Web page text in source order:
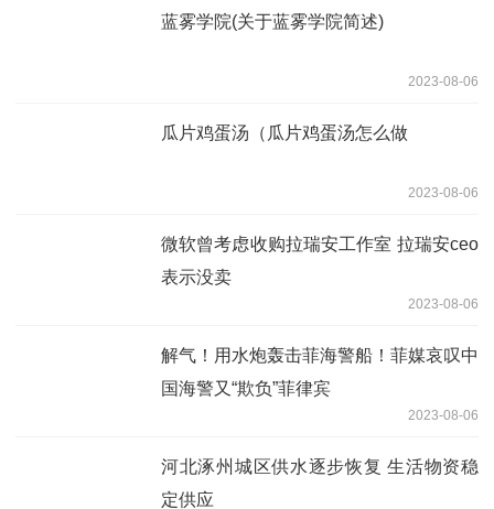
蓝雾学院(关于蓝雾学院简述)
2023-08-06
瓜片鸡蛋汤（瓜片鸡蛋汤怎么做
2023-08-06
微软曾考虑收购拉瑞安工作室 拉瑞安ceo
表示没卖
2023-08-06
解气！用水炮轰击菲海警船！菲媒哀叹中
国海警又“欺负”菲律宾
2023-08-06
河北涿州城区供水逐步恢复 生活物资稳
定供应